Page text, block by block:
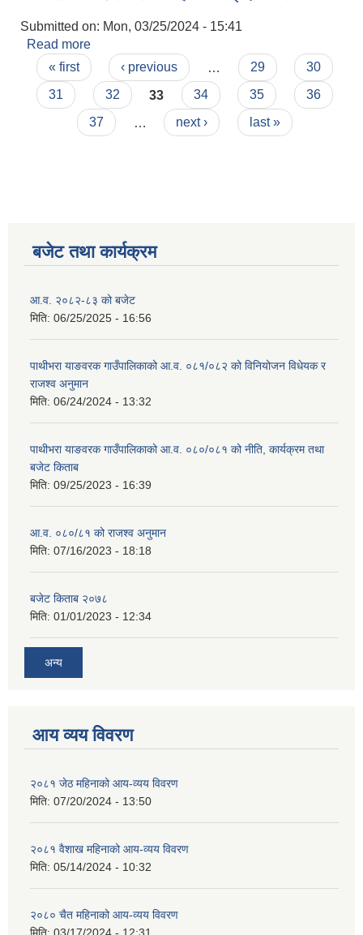
Submitted on: Mon, 03/25/2024 - 15:41
Read more
Pages
« first ‹ previous 29
30
31
32 33 34 35
36
37
next › last »
बजेट तथा कार्यक्रम
आ.व. २०८२-८३ को बजेट
मिति: 06/25/2025 - 16:56
पाथीभरा याङवरक गाउँपालिकाको आ.व. ०८१/०८२ को विनियोजन विधेयक र
राजश्व अनुमान
मिति: 06/24/2024 - 13:32
पाथीभरा याङवरक गाउँपालिकाको आ.व. ०८०/०८१ को नीति, कार्यक्रम तथा
बजेट किताब
मिति: 09/25/2023 - 16:39
आ.व. ०८०/८१ को राजश्व अनुमान
मिति: 07/16/2023 - 18:18
बजेट किताब २०७८
मिति: 01/01/2023 - 12:34
अन्य
आय व्यय विवरण
२०८१ जेठ महिनाको आय-व्यय विवरण
मिति: 07/20/2024 - 13:50
२०८१ वैशाख महिनाको आय-व्यय विवरण
मिति: 05/14/2024 - 10:32
२०८० चैत महिनाको आय-व्यय विवरण
मिति: 03/17/2024 - 12:31